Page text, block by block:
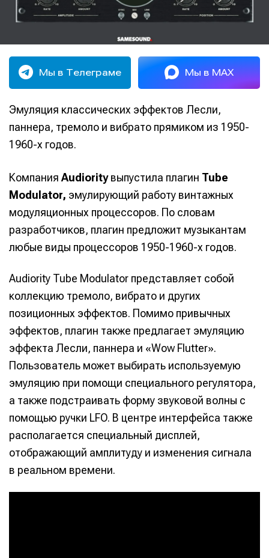
Мы в Телеграме Мы в MAX
Эмуляция классических эффектов Лесли,
паннера, тремоло и вибрато прямиком из 1950-
1960-х годов.
Компания Audiorityвыпустила плагин Tube
Modulator, эмулирующий работу винтажных
модуляционных процессоров. По словам
разработчиков, плагин предложит музыкантам
любые виды процессоров 1950-1960-х годов.
Audiority Tube Modulator представляет собой
коллекцию тремоло, вибрато и других
позиционных эффектов. Помимо привычных
эффектов, плагин также предлагает эмуляцию
эффекта Лесли, паннера и «Wow Flutter».
Пользователь может выбирать используемую
эмуляцию при помощи специального регулятора,
а также подстраивать форму звуковой волны с
помощью ручки LFO. В центре интерфейса также
располагается специальный дисплей,
отображающий амплитуду и изменения сигнала
в реальном времени.